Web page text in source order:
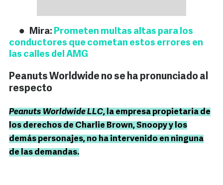
Mira: Prometen multas altas para los
conductores que cometan estos errores en
las calles del AMG
Peanuts Worldwide no se ha pronunciado al
respecto
Peanuts Worldwide LLC, la empresa propietaria de
los derechos de Charlie Brown, Snoopy y los
demás personajes, no ha intervenido en ninguna
de las demandas.